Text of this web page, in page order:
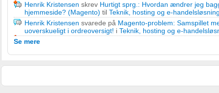
Henrik Kristensen skrev Hurtigt sprg.: Hvordan ændrer jeg
hjemmeside? (Magento) til Teknik, hosting og e-
Henrik Kristensen svarede på Magento-problem: Samspillet
uoverskueligt i ordreoversigt! i Teknik, hosting og e-
Se mere